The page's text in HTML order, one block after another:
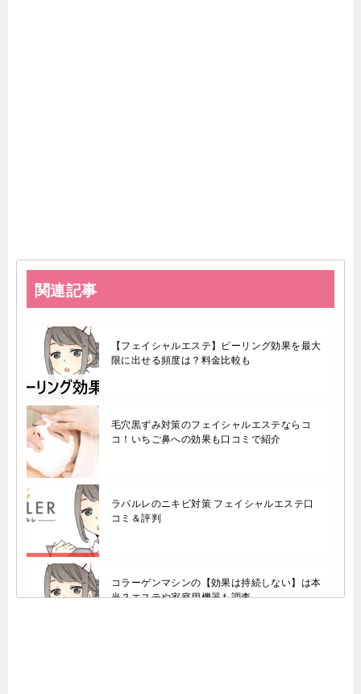
関連記事
【フェイシャルエステ】ピーリング効果を最大
限に出せる頻度は？料金比較も
毛穴黒ずみ対策のフェイシャルエステならコ
コ！いちご鼻への効果も口コミで紹介
ラパルレのニキビ対策 フェイシャルエステ口
コミ＆評判
コラーゲンマシンの【効果は持続しない】は本
当？エステや家庭用機器も調査